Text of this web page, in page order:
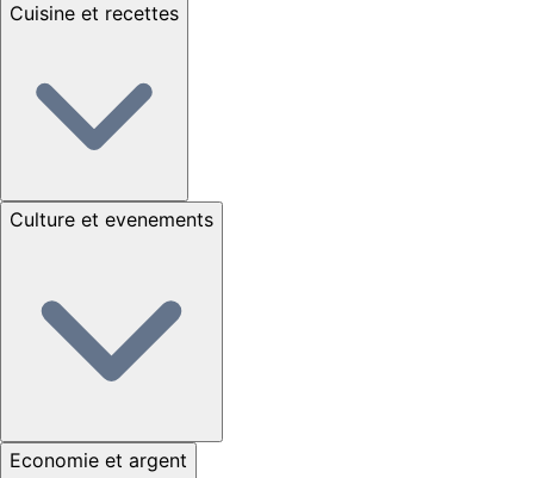
Cuisine et recettes
Culture et evenements
Economie et argent